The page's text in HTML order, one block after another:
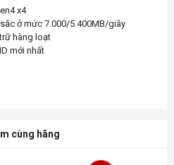
x4
ở mức 7.000/5.400MB/giây
hàng loạt
mới nhất
cùng hãng